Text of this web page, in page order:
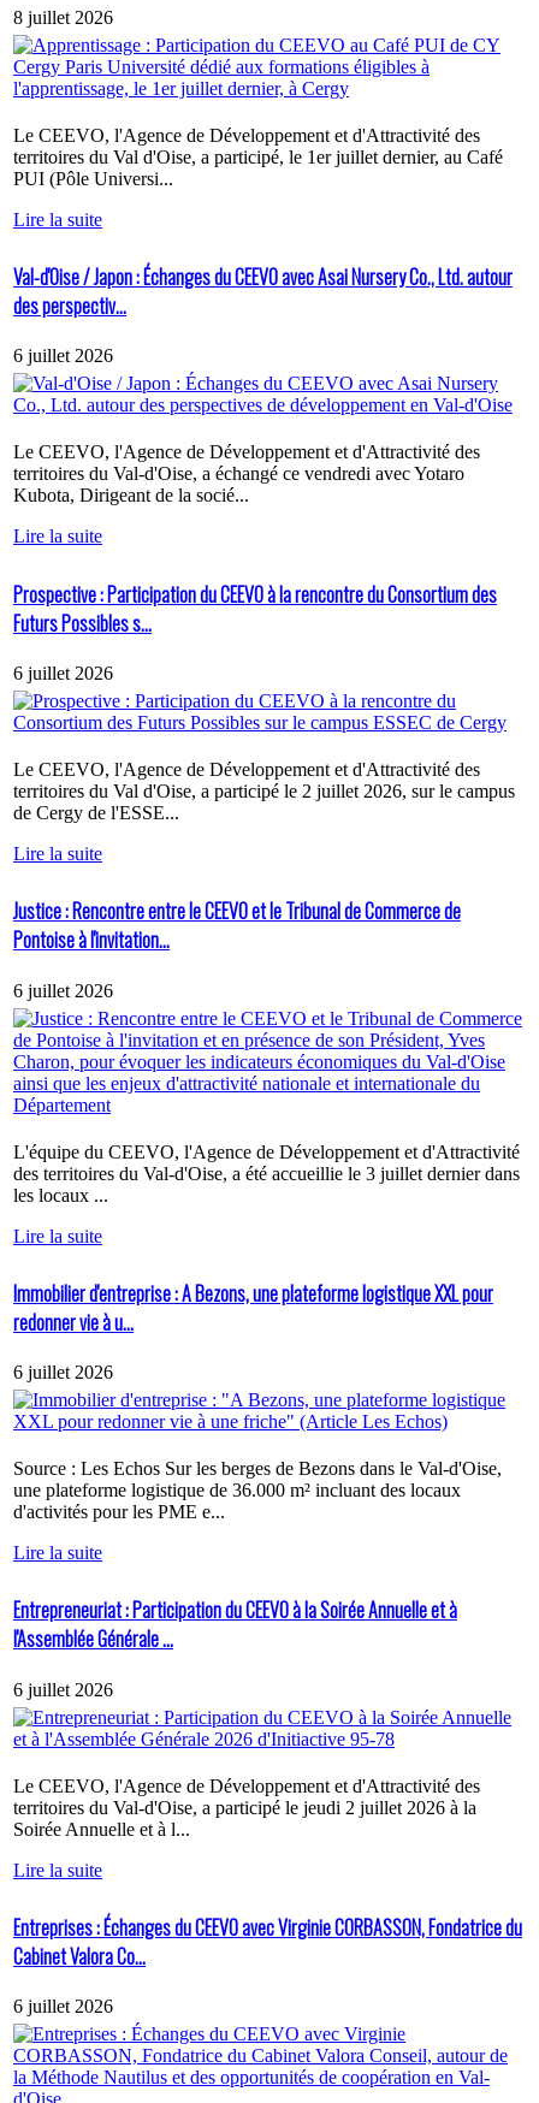
8 juillet 2026
Le CEEVO, l'Agence de Développement et d'Attractivité des
territoires du Val d'Oise, a participé, le 1er juillet dernier, au Café
PUI (Pôle Universi...
Lire la suite
Val-d'Oise / Japon : Échanges du CEEVO avec Asai Nursery Co., Ltd. autour
des perspectiv...
6 juillet 2026
Le CEEVO, l'Agence de Développement et d'Attractivité des
territoires du Val-d'Oise, a échangé ce vendredi avec Yotaro
Kubota, Dirigeant de la socié...
Lire la suite
Prospective : Participation du CEEVO à la rencontre du Consortium des
Futurs Possibles s...
6 juillet 2026
Le CEEVO, l'Agence de Développement et d'Attractivité des
territoires du Val d'Oise, a participé le 2 juillet 2026, sur le campus
de Cergy de l'ESSE...
Lire la suite
Justice : Rencontre entre le CEEVO et le Tribunal de Commerce de
Pontoise à l'invitation...
6 juillet 2026
L'équipe du CEEVO, l'Agence de Développement et d'Attractivité
des territoires du Val-d'Oise, a été accueillie le 3 juillet dernier dans
les locaux ...
Lire la suite
Immobilier d'entreprise : A Bezons, une plateforme logistique XXL pour
redonner vie à u...
6 juillet 2026
Source : Les Echos Sur les berges de Bezons dans le Val-d'Oise,
une plateforme logistique de 36.000 m² incluant des locaux
d'activités pour les PME e...
Lire la suite
Entrepreneuriat : Participation du CEEVO à la Soirée Annuelle et à
l'Assemblée Générale ...
6 juillet 2026
Le CEEVO, l'Agence de Développement et d'Attractivité des
territoires du Val-d'Oise, a participé le jeudi 2 juillet 2026 à la
Soirée Annuelle et à l...
Lire la suite
Entreprises : Échanges du CEEVO avec Virginie CORBASSON, Fondatrice du
Cabinet Valora Co...
6 juillet 2026